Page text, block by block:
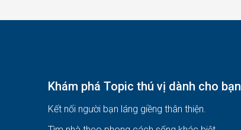
Khám phá Topic thú vị dành cho bạn
Kết nối người bạn láng giềng thân thiện.